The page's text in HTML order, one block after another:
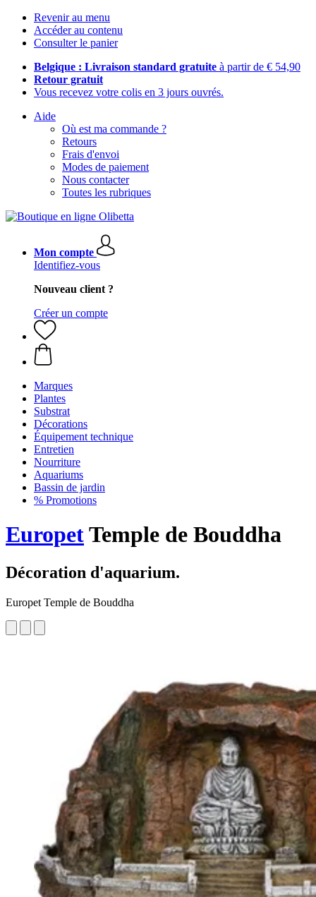
Revenir au menu
Accéder au contenu
Consulter le panier
Belgique : Livraison standard gratuite à partir de € 54,90
Retour gratuit
Vous recevez votre colis en 3 jours ouvrés.
Aide
Où est ma commande ?
Retours
Frais d'envoi
Modes de paiement
Nous contacter
Toutes les rubriques
Mon compte
Identifiez-vous
Nouveau client ?
Créer un compte
Marques
Plantes
Substrat
Décorations
Équipement technique
Entretien
Nourriture
Aquariums
Bassin de jardin
% Promotions
EuropetTemple de Bouddha
Décoration d'aquarium.
Europet Temple de Bouddha